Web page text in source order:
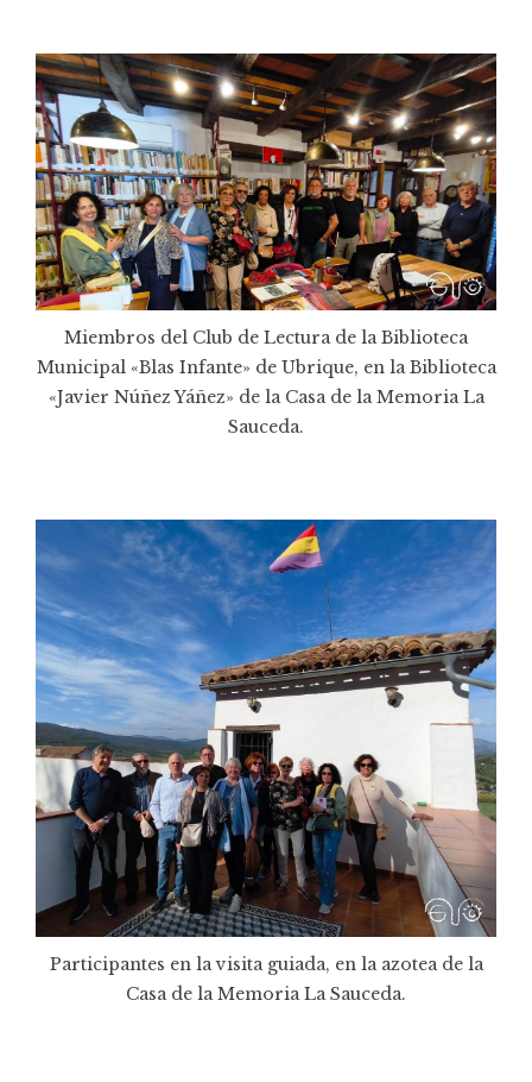
Miembros del Club de Lectura de la Biblioteca
Municipal «Blas Infante» de Ubrique, en la Biblioteca
«Javier Núñez Yáñez» de la Casa de la Memoria La
Sauceda.
Participantes en la visita guiada, en la azotea de la
Casa de la Memoria La Sauceda.